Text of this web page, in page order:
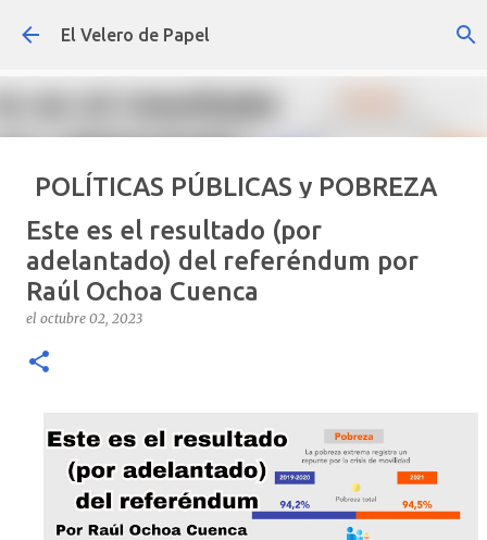
Ir al contenido principal
El Velero de Papel
POLÍTICAS PÚBLICAS y POBREZA
POR ARTURO MOLINA
septiembre 22, 2024 ARTÍCULOS ARTURO-MOLINA
OPINIÓN POLÍTICAS PÚBLICAS Y POBREZA
0
Este es el resultado (por
adelantado) del referéndum por
Raúl Ochoa Cuenca
el octubre 02, 2023